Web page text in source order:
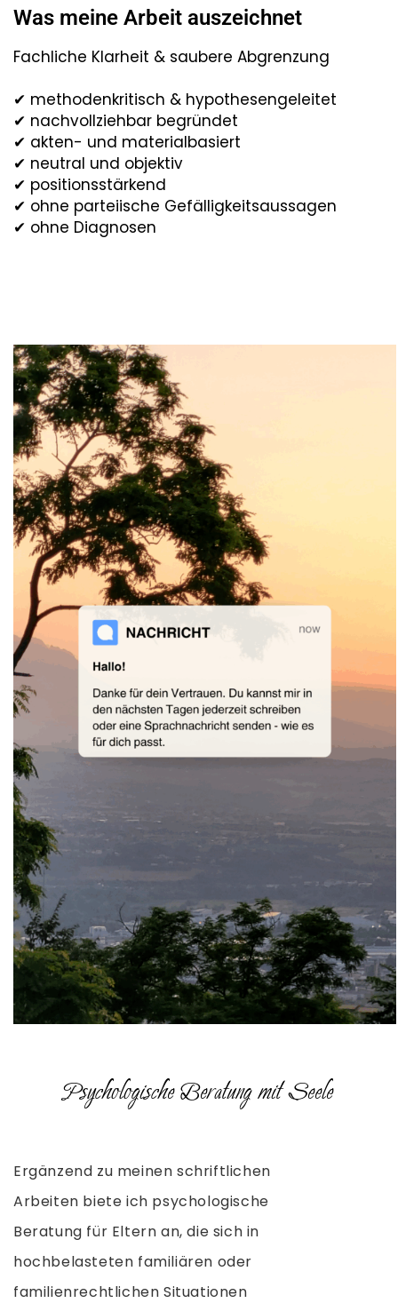
Was meine Arbeit auszeichnet
Fachliche Klarheit & saubere Abgrenzung
✔︎ methodenkritisch & hypothesengeleitet
✔︎ nachvollziehbar begründet
✔︎ akten- und materialbasiert
✔︎ neutral und objektiv
✔︎ positionsstärkend
✔︎ ohne parteiische Gefälligkeitsaussagen
✔︎ ohne Diagnosen
Psychologische Beratung mit Seele
Ergänzend zu meinen schriftlichen
Arbeiten biete ich psychologische
Beratung für Eltern an, die sich in
hochbelasteten familiären oder
familienrechtlichen Situationen